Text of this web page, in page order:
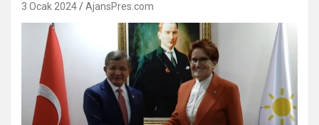
3 Ocak 2024 AjansPres.com